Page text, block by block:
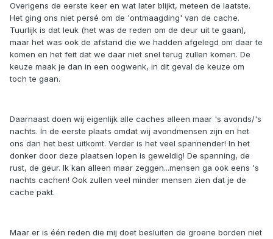
Overigens de eerste keer en wat later blijkt, meteen de laatste.
Het ging ons niet persé om de 'ontmaagding' van de cache.
Tuurlijk is dat leuk (het was de reden om de deur uit te gaan),
maar het was ook de afstand die we hadden afgelegd om daar te
komen en het feit dat we daar niet snel terug zullen komen. De
keuze maak je dan in een oogwenk, in dit geval de keuze om
toch te gaan.
Daarnaast doen wij eigenlijk alle caches alleen maar 's avonds/'s
nachts. In de eerste plaats omdat wij avondmensen zijn en het
ons dan het best uitkomt. Verder is het veel spannender! In het
donker door deze plaatsen lopen is geweldig! De spanning, de
rust, de geur. Ik kan alleen maar zeggen...mensen ga ook eens 's
nachts cachen! Ook zullen veel minder mensen zien dat je de
cache pakt.
Maar er is één reden die mij doet besluiten de groene borden niet